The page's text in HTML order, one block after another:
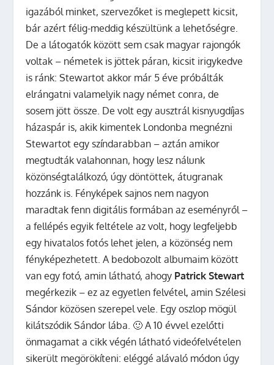
igazából minket, szervezőket is meglepett kicsit,
bár azért félig-meddig készültünk a lehetőségre.
De a látogatók között sem csak magyar rajongók
voltak – németek is jöttek páran, kicsit irigykedve
is ránk: Stewartot akkor már 5 éve próbálták
elrángatni valamelyik nagy német conra, de
sosem jött össze. De volt egy ausztrál kisnyugdíjas
házaspár is, akik kimentek Londonba megnézni
Stewartot egy színdarabban – aztán amikor
megtudták valahonnan, hogy lesz nálunk
közönségtalálkozó, úgy döntöttek, átugranak
hozzánk is. Fényképek sajnos nem nagyon
maradtak fenn digitális formában az eseményről –
a fellépés egyik feltétele az volt, hogy legfeljebb
egy hivatalos fotós lehet jelen, a közönség nem
fényképezhetett. A bedobozolt albumaim között
van egy fotó, amin látható, ahogy Patrick Stewart
megérkezik – ez az egyetlen felvétel, amin Szélesi
Sándor közösen szerepel vele. Egy oszlop mögül
kilátszódik Sándor lába. 🙂 A 10 évvel ezelőtti
önmagamat a cikk végén látható videófelvételen
sikerült megörökíteni: eléggé alávaló módon úgy